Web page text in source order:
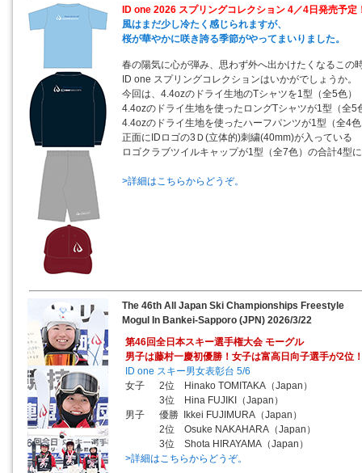
ID one 2026 スプリングコレクション 4／4日発売予定
風はまだ少し冷たく感じられますが、
桜が華やかに咲き誇る季節がやってまいりました。
春の陽気に心が弾み、思わず外へ出かけたくなるこの
ID one スプリングコレクションはいかがでしょうか。
今回は、4.4ozのドライ生地のTシャツを1型（全5色）
4.4ozのドライ生地を使ったロングTシャツが1型（全5
4.4ozのドライ生地を使ったハーフパンツが1型（全4
正面にIDロゴの3Ｄ(立体的)刺繍(40mm)が入っている
ロゴクラブツイルキャップが1型（全7色）の合計4型
>詳細はこちらからどうぞ。
The 46th All Japan Ski Championships Freestyle
Mogul In Bankei-Sapporo (JPN) 2026/3/22
第46回全日本スキー選手権大会 モーグル
男子は藤村一慶初優勝！女子は富高日向子選手が2位
ID one スキー男女表彰台 5/6
女子 2位 Hinako TOMITAKA（Japan）
3位 Hina FUJIKI（Japan）
男子 優勝 Ikkei FUJIMURA（Japan）
2位 Osuke NAKAHARA（Japan）
3位 Shota HIRAYAMA（Japan）
>詳細はこちらからどうぞ。